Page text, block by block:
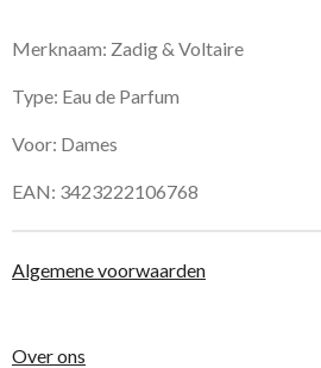
Merknaam: Zadig & Voltaire
Type: Eau de Parfum
Voor: Dames
EAN: 3423222106768
Algemene voorwaarden
Over ons